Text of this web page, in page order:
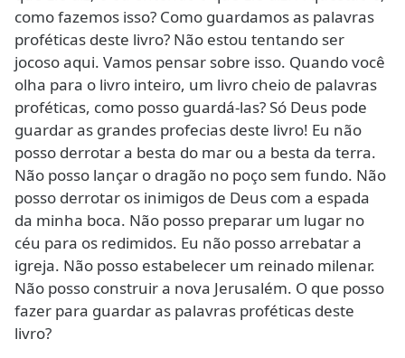
como fazemos isso? Como guardamos as palavras
proféticas deste livro? Não estou tentando ser
jocoso aqui. Vamos pensar sobre isso. Quando você
olha para o livro inteiro, um livro cheio de palavras
proféticas, como posso guardá-las? Só Deus pode
guardar as grandes profecias deste livro! Eu não
posso derrotar a besta do mar ou a besta da terra.
Não posso lançar o dragão no poço sem fundo. Não
posso derrotar os inimigos de Deus com a espada
da minha boca. Não posso preparar um lugar no
céu para os redimidos. Eu não posso arrebatar a
igreja. Não posso estabelecer um reinado milenar.
Não posso construir a nova Jerusalém. O que posso
fazer para guardar as palavras proféticas deste
livro?